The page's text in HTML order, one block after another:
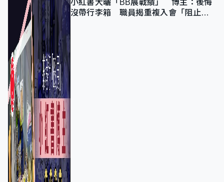
小紅書大曬「BB展戰績」 博主：後悔
沒帶行李箱 職員揭重複入會「阻止唔